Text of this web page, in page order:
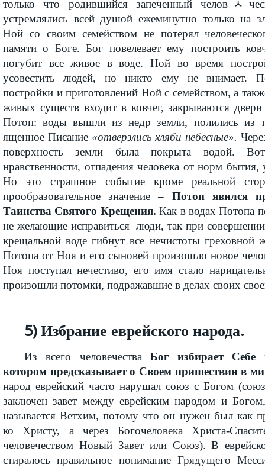
только что родившийся запеченный человﾵ
устремлялись всей душой ежеминутно только на
Ной со своим семейством не потерял
памяти о Боге. Бог повелевает ему построить
погубит все живое в воде. Ной во время
усовестить людей, но никто ему не внимает.
постройки и приготовлений Ной с семейством, а
живых существ входит в ковчег, закрываются двери
Потоп: воды вышли из недр земли, полились из
ященное Писание «отверзлись хляби небесные».
поверхность земли была покрыта водой. Вот
нравственности, отпадения человека от норм
Но это страшное событие кроме реальной
прообразовательное значение – Потоп явился
Таинства Святого Крещения. Как в водах Потопа
не желающие исправиться люди, так при
крещальной воде гибнут все нечистоты греховной
Потопа от Ноя и его сыновей произошло новое
Ноя поступал нечестиво, его имя стало
произошли потомки, подражавшие в делах своих
5) Избрание еврейского народа.
Из всего человечества Бог избирает Себе
котором предсказывает о Своем пришествии в
народ еврейский часто нарушал союз с Богом
заключен завет между еврейским народом и
называется Ветхим, потому что он нужен был как
ко Христу, а через Богочеловека Христа-
человечеством Новый Завет или Союз). В
стиралось правильное понимание Грядущего